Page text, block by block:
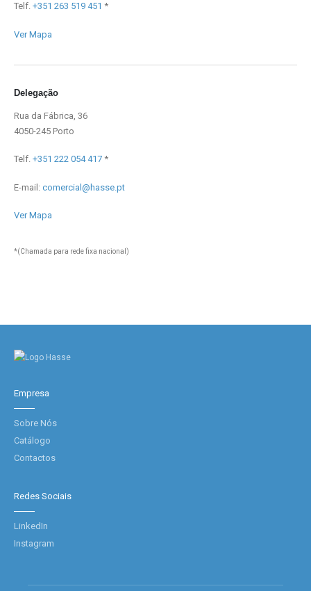
Telf. +351 263 519 451 *
Ver Mapa
Delegação
Rua da Fábrica, 36
4050-245 Porto
Telf. +351 222 054 417 *
E-mail: comercial@hasse.pt
Ver Mapa
*(Chamada para rede fixa nacional)
Empresa
Sobre Nós
Catálogo
Contactos
Redes Sociais
LinkedIn
Instagram